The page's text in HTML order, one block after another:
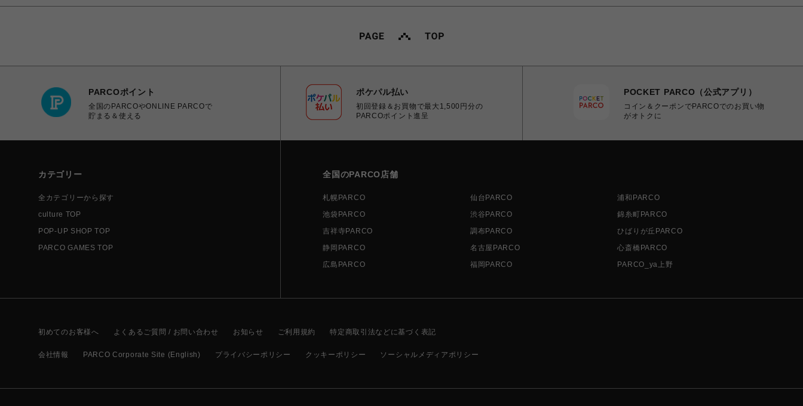
PARCOポイント
全国のPARCOやONLINE PARCOで
貯まる＆使える
ポケパル払い
初回登録＆お買物で最大1,500円分の
PARCOポイント進呈
POCKET PARCO（公式アプリ）
コイン＆クーポンでPARCOでのお買い物
がオトクに
カテゴリー
全カテゴリーから探す
culture TOP
POP-UP SHOP TOP
PARCO GAMES TOP
全国のPARCO店舗
札幌PARCO 仙台PARCO
浦和PARCO
池袋PARCO
渋谷PARCO
錦糸町PARCO
吉祥寺PARCO
調布PARCO
ひばりが丘PARCO
静岡PARCO
名古屋PARCO
心斎橋PARCO
広島PARCO
福岡PARCO PARCO_ya上野
初めてのお客様へ よくあるご質問 / お問い合わせ お知らせ ご利用規約 特定商取引法などに基づく表記
会社情報 PARCO Corporate Site (English) プライバシーポリシー クッキーポリシー ソーシャルメディアポリシー